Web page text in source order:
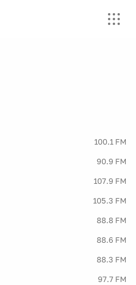
100.1 FM
90.9 FM
107.9 FM
105.3 FM
88.8 FM
88.6 FM
88.3 FM
97.7 FM